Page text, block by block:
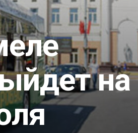
на